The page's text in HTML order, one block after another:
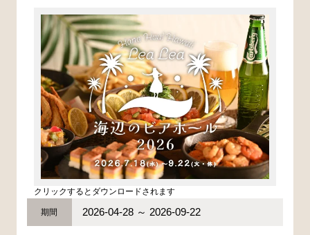
クリックするとダウンロードされます
期間 2026-04-28 ～ 2026-09-22